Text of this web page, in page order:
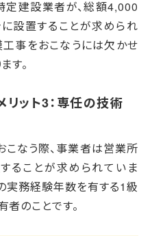
定建設業者が、総額4,000
設置することが求められ
工事をおこなうには欠かせ
す。
ット3：専任の技術
なう際、事業者は営業所
ることが求められていま
実務経験年数を有する1級
のことです。